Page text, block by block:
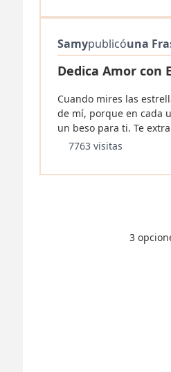
Samypublicóuna
Dedica Amor con
Cuando mires las
de mí, porque en cada
un beso para ti. Te
7763 visitas
3